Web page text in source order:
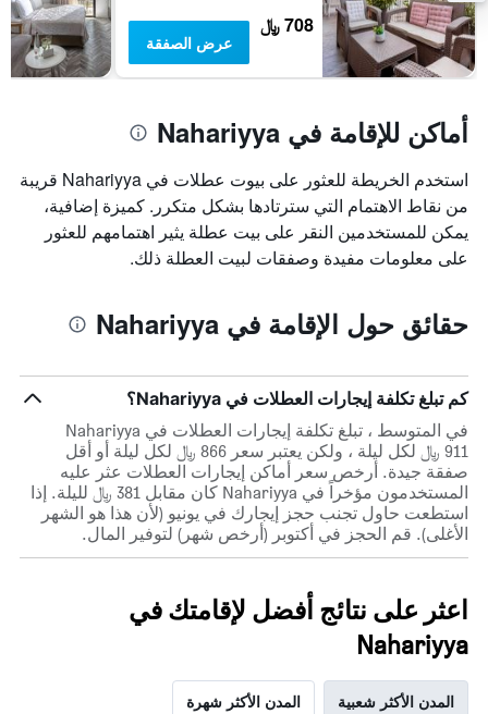
708 ﷼
عرض الصفقة
أماكن للإقامة في Nahariyya
استخدم الخريطة للعثور على بيوت عطلات في Nahariyya قريبة
من نقاط الاهتمام التي سترتادها بشكل متكرر. كميزة إضافية،
يمكن للمستخدمين النقر على بيت عطلة يثير اهتمامهم للعثور
على معلومات مفيدة وصفقات لبيت العطلة ذلك.
حقائق حول الإقامة في Nahariyya
كم تبلغ تكلفة إيجارات العطلات في Nahariyya؟
في المتوسط ، تبلغ تكلفة إيجارات العطلات في Nahariyya
911 ﷼ لكل ليلة ، ولكن يعتبر سعر 866 ﷼ لكل ليلة أو أقل
صفقة جيدة. أرخص سعر أماكن إيجارات العطلات عثر عليه
المستخدمون مؤخراً في Nahariyya كان مقابل 381 ﷼ لليلة. إذا
استطعت حاول تجنب حجز إيجارك في يونيو (لأن هذا هو الشهر
الأغلى). قم الحجز في أكتوبر (أرخص شهر) لتوفير المال.
اعثر على نتائج أفضل لإقامتك في
Nahariyya
المدن الأكثر شعبية المدن الأكثر شهرة